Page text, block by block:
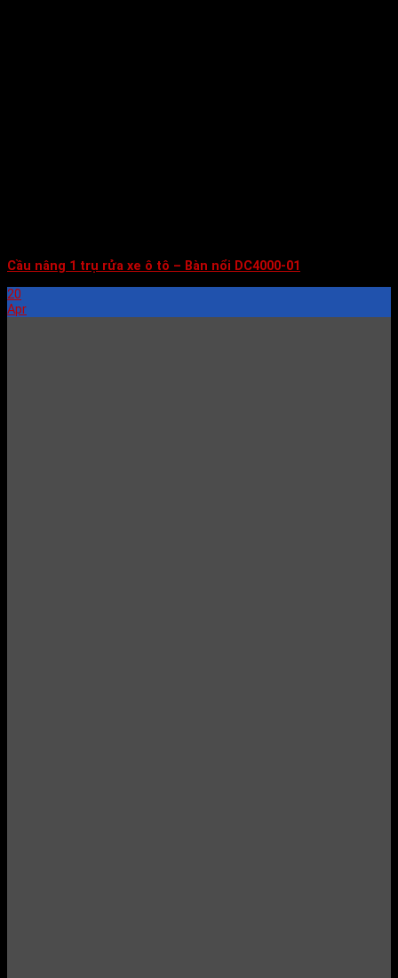
Cầu nâng 1 trụ rửa xe ô tô – Bàn nổi DC4000-01
20
Apr